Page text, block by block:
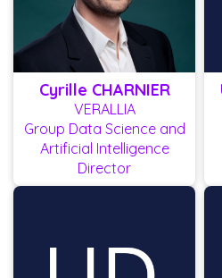
Cyrille CHARNIER
VERALLIA
Group Data Science and
Artificial Intelligence
Director